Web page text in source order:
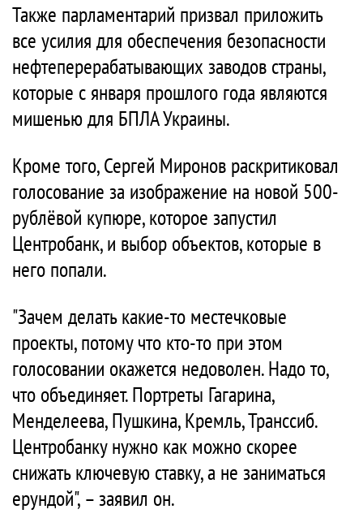
Также парламентарий призвал приложить
все усилия для обеспечения безопасности
нефтеперерабатывающих заводов страны,
которые с января прошлого года являются
мишенью для БПЛА Украины.
Кроме того, Сергей Миронов раскритиковал
голосование за изображение на новой 500-
рублёвой купюре, которое запустил
Центробанк, и выбор объектов, которые в
него попали.
"Зачем делать какие-то местечковые
проекты, потому что кто-то при этом
голосовании окажется недоволен. Надо то,
что объединяет. Портреты Гагарина,
Менделеева, Пушкина, Кремль, Транссиб.
Центробанку нужно как можно скорее
снижать ключевую ставку, а не заниматься
ерундой", – заявил он.